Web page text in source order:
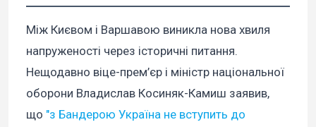
Між Києвом і Варшавою виникла нова хвиля
напруженості через історичні питання.
Нещодавно віце-прем’єр і міністр національної
оборони Владислав Косиняк-Камиш заявив,
що "з Бандерою Україна не вступить до